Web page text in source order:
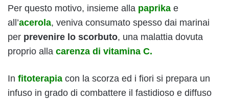
Per questo motivo, insieme alla paprika e
all’acerola, veniva consumato spesso dai marinai
per prevenire lo scorbuto, una malattia dovuta
proprio alla carenza di vitamina C.
In fitoterapia con la scorza ed i fiori si prepara un
infuso in grado di combattere il fastidioso e diffuso